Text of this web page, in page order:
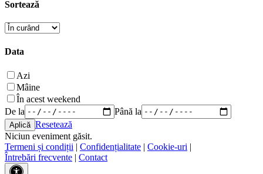
Sortează
Data
Azi
Mâine
În acest weekend
De la
Până la
Resetează
Niciun eveniment găsit.
Termeni și condiții | Confidențialitate | Cookie-uri |
Întrebări frecvente | Contact